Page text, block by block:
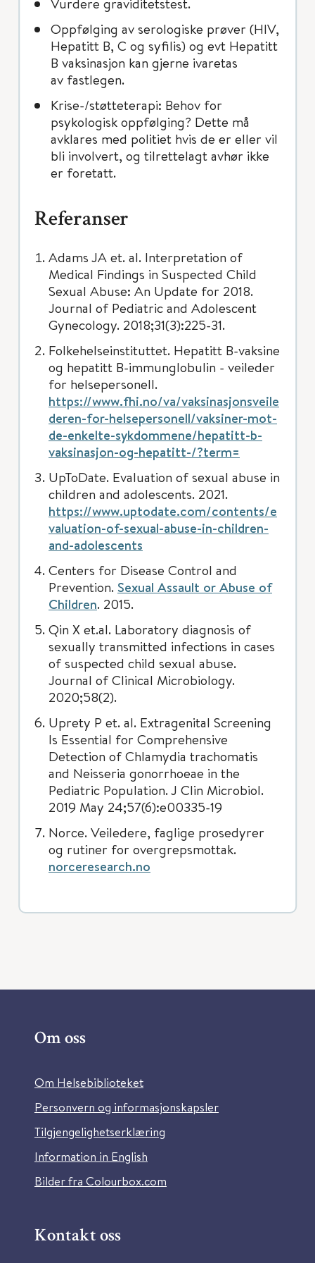
Oppfølging av serologiske prøver (HIV,
Hepatitt B, C og syfilis) og evt Hepatitt
B vaksinasjon kan gjerne ivaretas
av fastlegen.
Krise-/støtteterapi: Behov for
psykologisk oppfølging? Dette må
avklares med politiet hvis de er eller vil
bli involvert, og tilrettelagt avhør ikke
er foretatt.
Referanser
Adams JA et. al. Interpretation of
Medical Findings in Suspected Child
Sexual Abuse: An Update for 2018.
Journal of Pediatric and Adolescent
Gynecology. 2018;31(3):225-31.
Folkehelseinstituttet. Hepatitt B-vaksine
og hepatitt B-immunglobulin - veileder
for helsepersonell.
https://www.fhi.no/va/vaksinasjonsveile
deren-for-helsepersonell/vaksiner-mot-
de-enkelte-sykdommene/hepatitt-b-
vaksinasjon-og-hepatitt-/?term=
UpToDate. Evaluation of sexual abuse in
children and adolescents. 2021.
https://www.uptodate.com/contents/e
valuation-of-sexual-abuse-in-children-
and-adolescents
Centers for Disease Control and
Prevention. Sexual Assault or Abuse of
Children. 2015.
Qin X et.al. Laboratory diagnosis of
sexually transmitted infections in cases
of suspected child sexual abuse.
Journal of Clinical Microbiology.
2020;58(2).
Uprety P et. al. Extragenital Screening
Is Essential for Comprehensive
Detection of Chlamydia trachomatis
and Neisseria gonorrhoeae in the
Pediatric Population. J Clin Microbiol.
2019 May 24;57(6):e00335-19
Norce. Veiledere, faglige prosedyrer
og rutiner for overgrepsmottak.
norceresearch.no
Om oss
Om Helsebiblioteket
Personvern og informasjonskapsler
Tilgjengelighetserklæring
Information in English
Bilder fra Colourbox.com
Kontakt oss